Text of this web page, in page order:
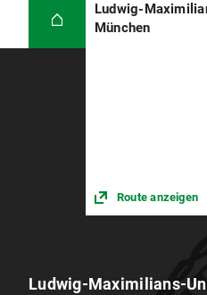
Ludwig-
München
Route anzeigen
Ludwig-Maximilians-